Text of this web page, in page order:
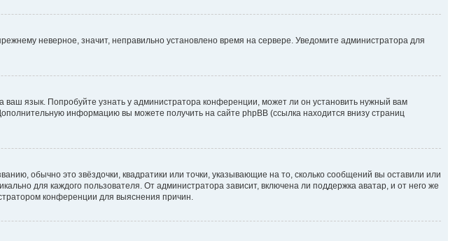
неверное, значит, неправильно установлено время на сервере. Уведомите администратора для
язык. Попробуйте узнать у администратора конференции, может ли он установить нужный вам
информацию вы можете получить на сайте phpBB (ссылка находится внизу страниц
обычно это звёздочки, квадратики или точки, указывающие на то, сколько сообщений вы оставили или
для каждого пользователя. От администратора зависит, включена ли поддержка аватар, и от него же
конференции для выяснения причин.